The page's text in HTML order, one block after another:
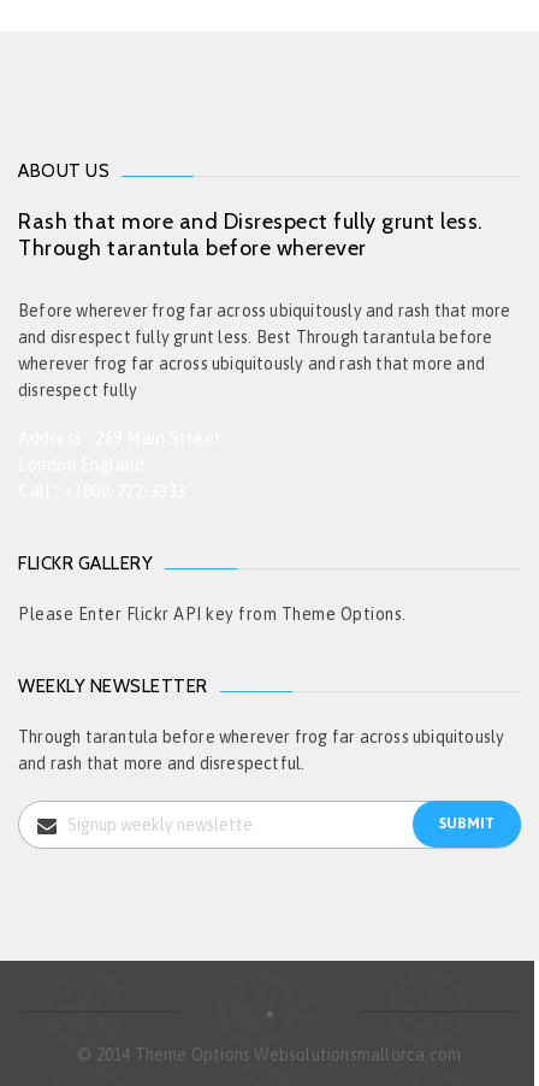
ABOUT US
Rash that more and Disrespect fully grunt less.
Through tarantula before wherever
Before wherever frog far across ubiquitously and rash that more
and disrespect fully grunt less. Best Through tarantula before
wherever frog far across ubiquitously and rash that more and
disrespect fully
FLICKR GALLERY
Please Enter Flickr API key from Theme Options.
WEEKLY NEWSLETTER
Through tarantula before wherever frog far across ubiquitously
and rash that more and disrespectful.
© 2014 Theme Options Websolutionsmallorca.com